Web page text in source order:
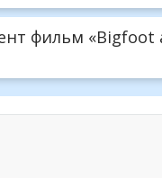
фильм «Bigfoot